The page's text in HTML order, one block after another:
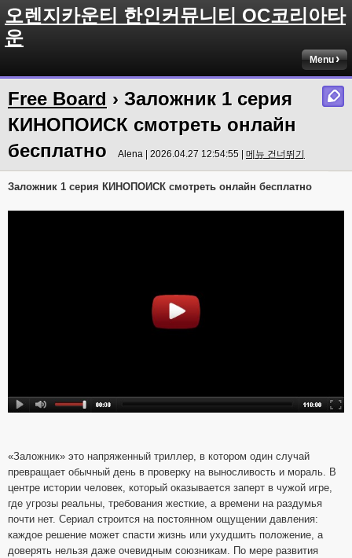
오렌지카운티 한인커뮤니티 OC코리아타
운
Menu
Free Board › Заложник 1 серия
КИНОПОИСК смотреть онлайн
бесплатно
Alena | 2026.04.27 12:54:55 | 메뉴 건너뛰기
Заложник 1 серия КИНОПОИСК смотреть онлайн бесплатно
«Заложник» это напряженный триллер, в котором один случай
превращает обычный день в проверку на выносливость и мораль. В
центре истории человек, который оказывается заперт в чужой игре,
где угрозы реальны, требования жесткие, а времени на раздумья
почти нет. Сериал строится на постоянном ощущении давления:
каждое решение может спасти жизнь или ухудшить положение, а
доверять нельзя даже очевидным союзникам. По мере развития